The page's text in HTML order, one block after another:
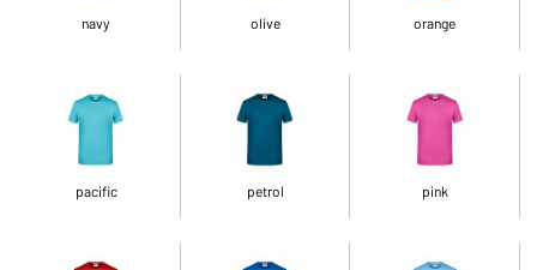
navy olive orange
pacific petrol pink